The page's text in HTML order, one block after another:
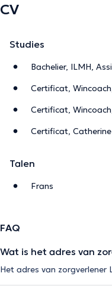
CV
Studies
Bachelier, ILMH,
Certificat,
Certificat,
Certificat,
Talen
Frans
FAQ
Wat is het adres van
Het adres van zorgverlener